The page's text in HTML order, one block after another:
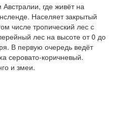
где живёт на
Населяет закрытый
числе тропический лес с
лес на высоте от 0 до
В первую очередь ведёт
серовато-коричневый.
и змеи.